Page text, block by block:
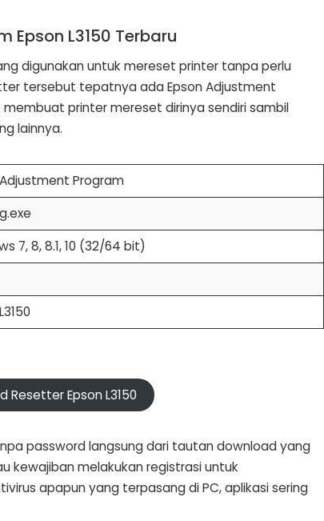
L3150 Terbaru
digunakan untuk mereset printer tanpa perlu
tersebut tepatnya ada Epson Adjustment
printer mereset dirinya sendiri sambil
lainnya.
Program
7, 8, 8.1, 10 (32/64 bit)
Resetter Epson L3150
password langsung dari tautan download yang
kewajiban melakukan registrasi untuk
apapun yang terpasang di PC, aplikasi sering